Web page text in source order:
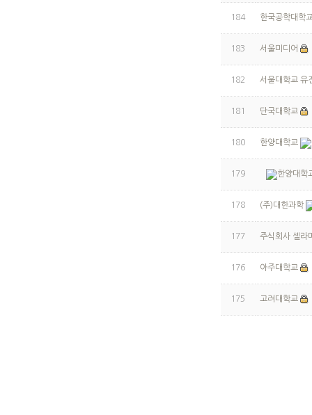
184 한국공학대학
183 서울미디어
182 서울대학교 유
181 단국대학교
180 한양대학교
179 한양대학
178 (주)대한과학
177 주식회사 셀라
176 아주대학교
175 고려대학교